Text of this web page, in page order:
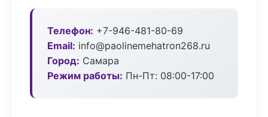
Телефон: +7-946-481-80-69
Email: info@paolinemehatron268.ru
Город: Самара
Режим работы: Пн-Пт: 08:00-17:00